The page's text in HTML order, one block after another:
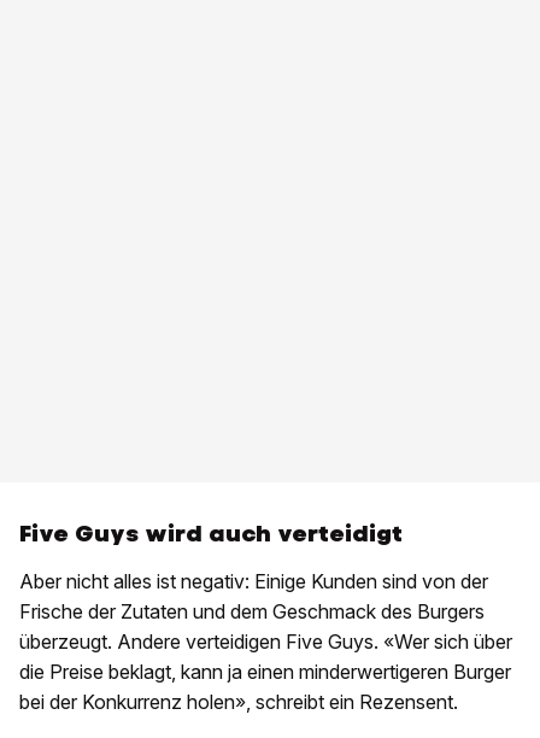
Five Guys wird auch verteidigt
Aber nicht alles ist negativ: Einige Kunden sind von der
Frische der Zutaten und dem Geschmack des Burgers
überzeugt. Andere verteidigen Five Guys. «Wer sich über
die Preise beklagt, kann ja einen minderwertigeren Burger
bei der Konkurrenz holen», schreibt ein Rezensent.